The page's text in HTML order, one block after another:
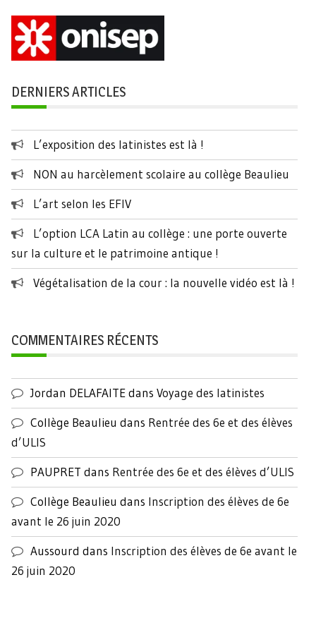
DERNIERS ARTICLES
L’exposition des latinistes est là !
NON au harcèlement scolaire au collège Beaulieu
L’art selon les EFIV
L’option LCA Latin au collège : une porte ouverte
sur la culture et le patrimoine antique !
Végétalisation de la cour : la nouvelle vidéo est là !
COMMENTAIRES RÉCENTS
Jordan DELAFAITEdans Voyage des latinistes
Collège Beaulieu dans Rentrée des 6e et des élèves
d’ULIS
PAUPRET dans Rentrée des 6e et des élèves d’ULIS
Collège Beaulieu dans Inscription des élèves de 6e
avant le 26 juin 2020
Aussourd dans Inscription des élèves de 6e avant le
26 juin 2020